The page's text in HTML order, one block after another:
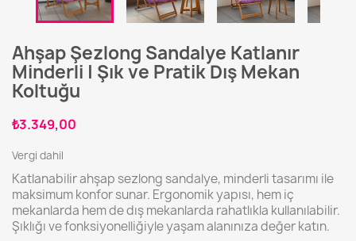
Ahşap Şezlong Sandalye Katlanır
Minderli | Şık ve Pratik Dış Mekan
Koltuğu
₺3.349,00
Vergi dahil
Katlanabilir ahşap sezlong sandalye, minderli tasarımı ile
maksimum konfor sunar. Ergonomik yapısı, hem iç
mekanlarda hem de dış mekanlarda rahatlıkla kullanılabilir.
Şıklığı ve fonksiyonelliğiyle yaşam alanınıza değer katın.